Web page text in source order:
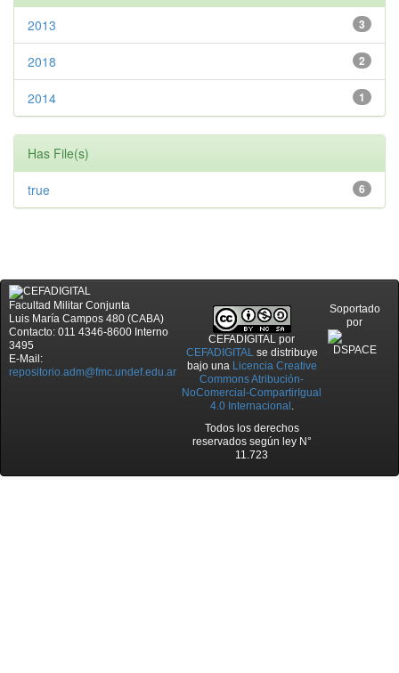
3
2013
2
2018
1
2014
Has File(s)
6
true
Facultad Militar Conjunta
Luis María Campos 480 (CABA)
Contacto: 011 4346-8600 Interno
3495
E-Mail:
repositorio.adm@fmc.undef.edu.ar
CEFADIGITAL por
CEFADIGITALse distribuye
bajo una Licencia Creative
Commons Atribución-
NoComercial-CompartirIgual
4.0 Internacional .
Todos los derechos
reservados según ley N°
11.723
Soportado
por